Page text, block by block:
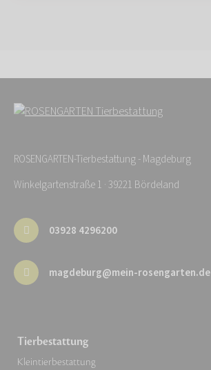
ROSENGARTEN-Tierbestattung - Magdeburg
Winkelgartenstraße 1 · 39221 Bördeland
03928 4296200
magdeburg@mein-rosengarten.de
Tierbestattung
Kleintierbestattung